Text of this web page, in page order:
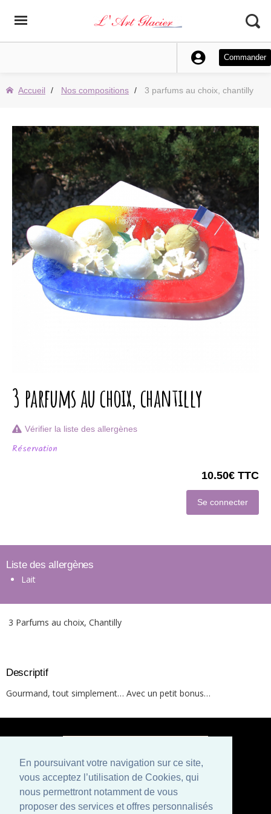
En poursuivant votre navigation sur ce site,
vous acceptez l’utilisation de Cookies, qui
nous permettront notamment de vous
proposer des services et offres personnalisés
Commander
Accueil Nos compositions 3 parfums au choix, chantilly
3 parfums au choix, chantilly
Vérifier la liste des allergènes
Réservation
10.50€ TTC
Se connecter
Liste des allergènes
Lait
3 Parfums au choix, Chantilly
Descriptif
Gourmand, tout simplement… Avec un petit bonus…
Paiement sécurisé
Mentions légales Conditions générales de vente